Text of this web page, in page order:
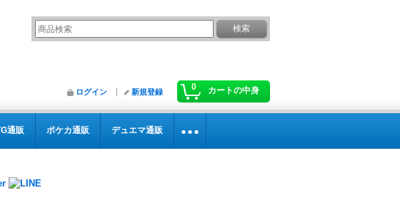
0 カートの中身
ログイン 新規登録
通販 ポケカ通販 デュエマ通販